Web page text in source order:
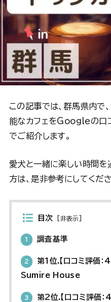
この記事では、群馬県内で
能なカフェをGoogleの口
でご紹介します。
愛犬と一緒に楽しい時間を
方は、是非参考にしてくださ
目次 非表示
1 調査基準
2
第1位.【口コミ評価
Sumire House
3
第2位.【口コミ評価